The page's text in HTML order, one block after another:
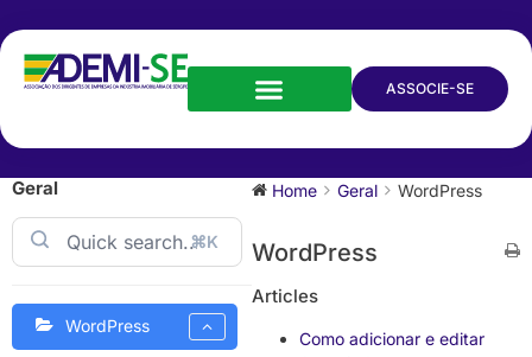
ASSOCIE-SE
Geral
⌘K
WordPress
Home Geral WordPress
WordPress
Articles
Como adicionar e editar